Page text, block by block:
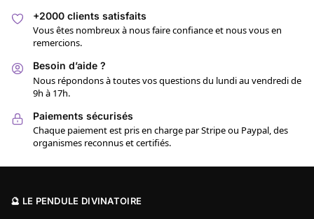
+2000 clients satisfaits
Vous êtes nombreux à nous faire confiance et nous vous en
remercions.
Besoin d’aide ?
Nous répondons à toutes vos questions du lundi au vendredi de
9h à 17h.
Paiements sécurisés
Chaque paiement est pris en charge par Stripe ou Paypal, des
organismes reconnus et certifiés.
🔮 LE PENDULE DIVINATOIRE